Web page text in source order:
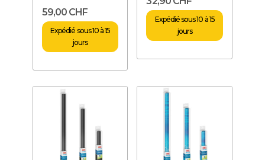
59,00 CHF
Expédié sous 10 à 15
jours
Expédié sous 10 à 15
jours